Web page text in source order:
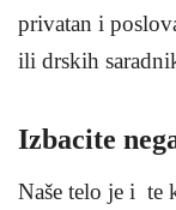
privatan i
ili drskih
Izbacite
Naše telo je i te